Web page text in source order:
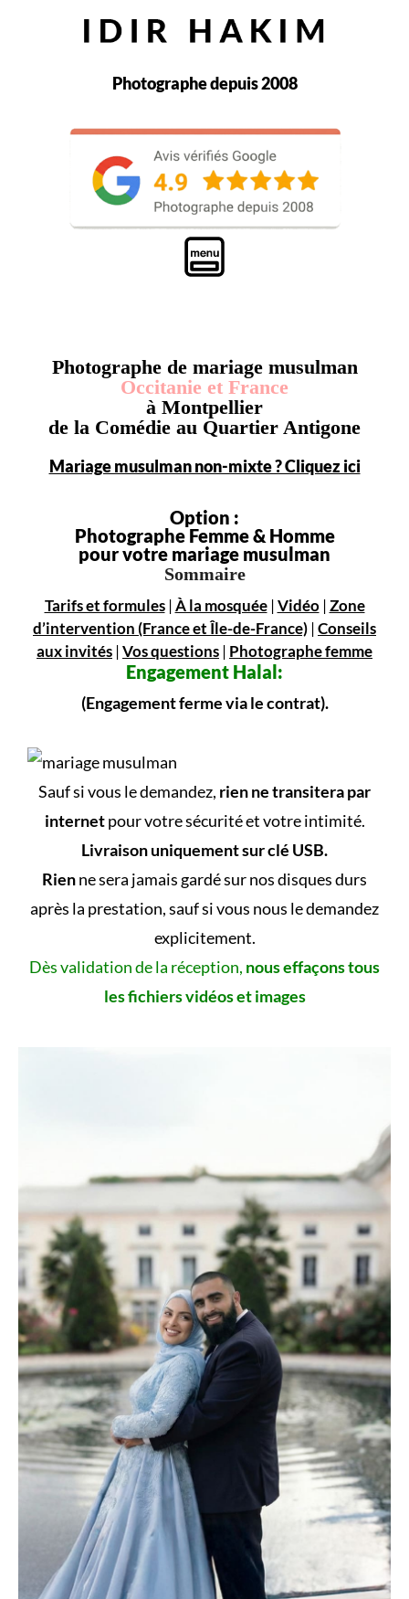
Photographe depuis 2008
Photographe de mariage musulman
Occitanie et France
à Montpellier
de la Comédie au Quartier Antigone
Mariage musulman non-mixte ? Cliquez ici
Option :
Photographe Femme & Homme
pour votre mariage musulman
Sommaire
Tarifs et formules|À la mosquée|Vidéo|Zone
d’intervention (France et Île-de-France) |Conseils
aux invités |Vos questions | Photographe femme
Engagement Halal:
(Engagement ferme via le contrat).
Sauf si vous le demandez, rien ne transitera par
internetpour votre sécurité et votre intimité.
Livraison uniquement sur clé USB.
Rienne sera jamais gardé sur nos disques durs
après la prestation, sauf si vous nous le demandez
explicitement.
Dès validation de la réception, nous effaçons tous
les fichiers vidéos et images